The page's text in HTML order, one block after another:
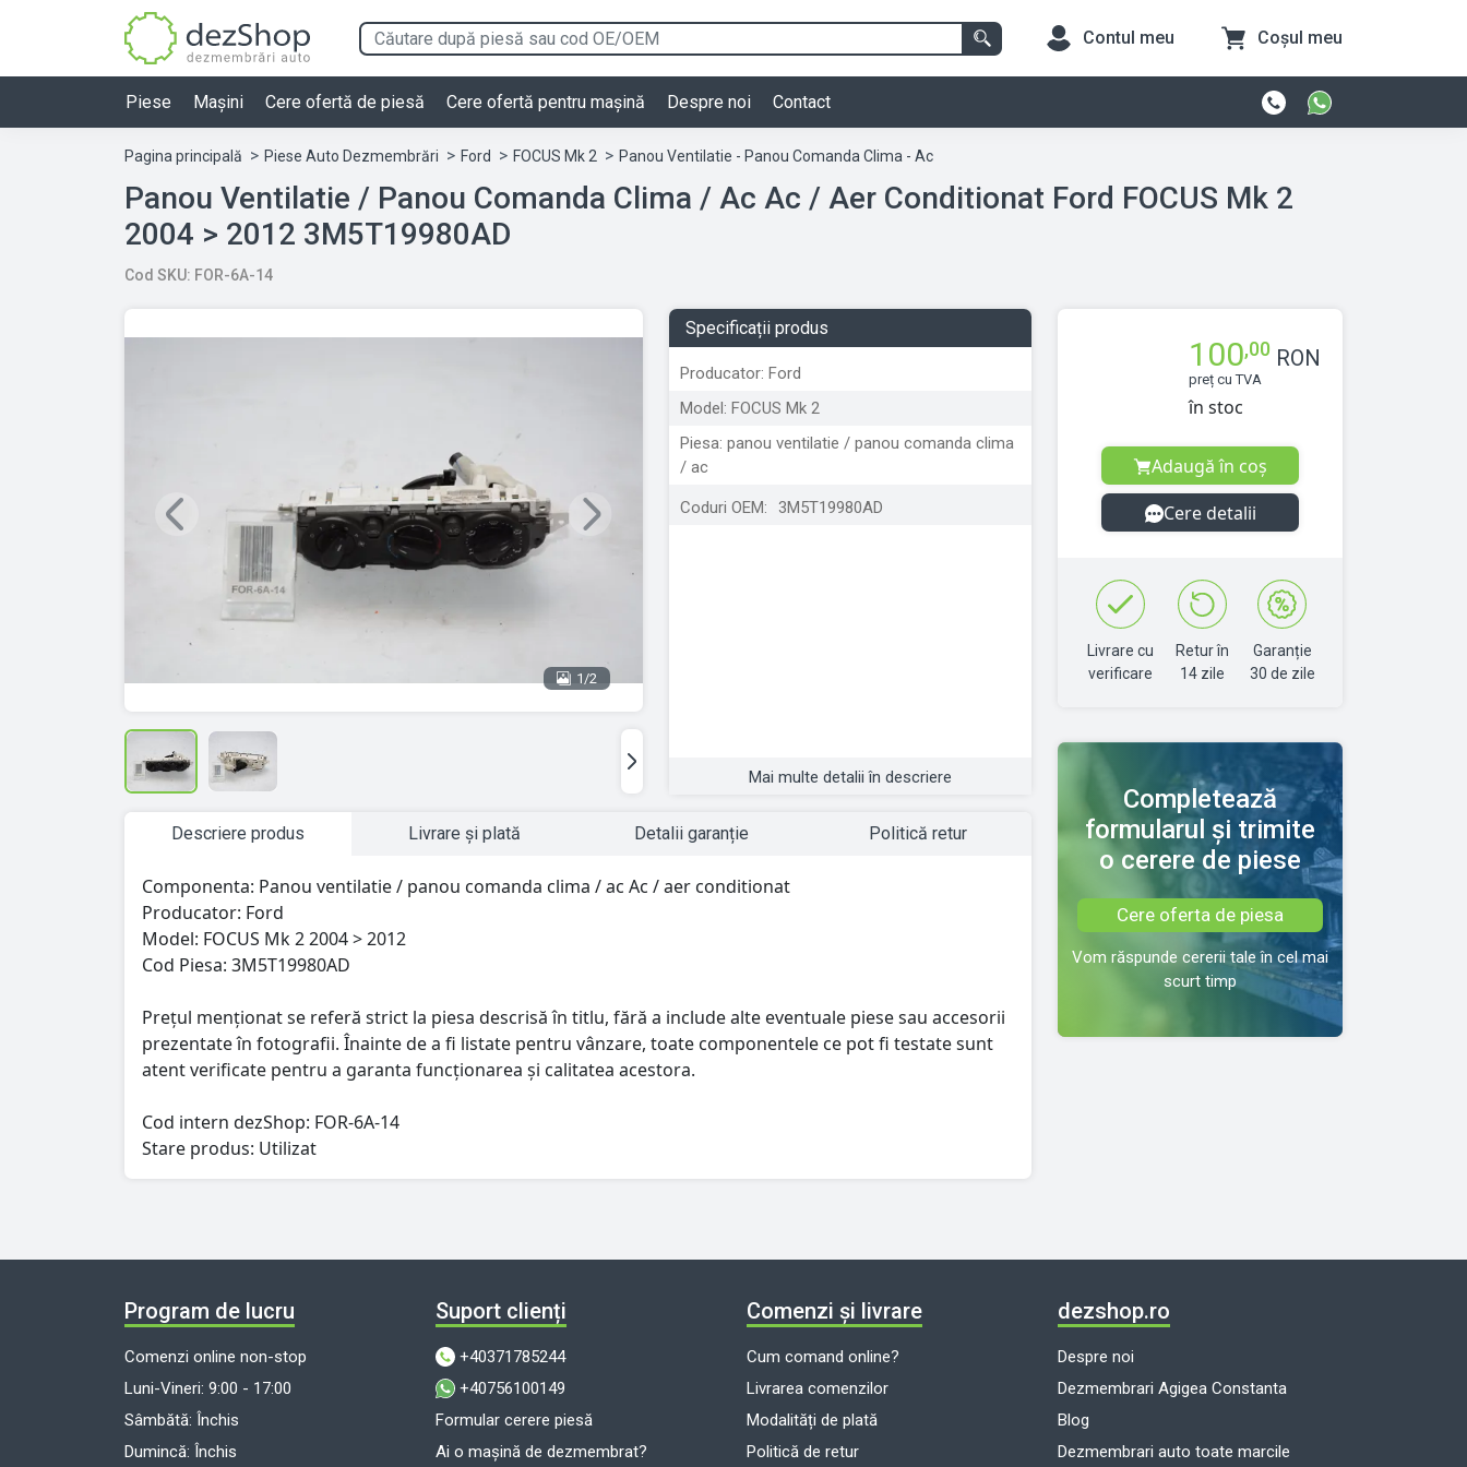
Contul meu Coșul meu
Piese Mașini Cere ofertă de piesă Cere ofertă pentru mașină Despre noi Contact
Pagina principală Piese Auto Dezmembrări Ford FOCUS Mk 2 Panou Ventilatie - Panou Comanda Clima - Ac
Panou Ventilatie / Panou Comanda Clima / Ac Ac / Aer Conditionat Ford FOCUS Mk 2
2004 > 2012 3M5T19980AD
Cod SKU: FOR-6A-14
Previous Next
1/2
Specificații produs
Producator: Ford
Model: FOCUS Mk 2
Piesa: panou ventilatie / panou comanda clima
/ ac
Coduri OEM: 3M5T19980AD
Mai multe detalii în descriere
Descriere produs Livrare și plată Detalii garanție Politică retur
Componenta: Panou ventilatie / panou comanda clima / ac Ac / aer conditionat
Producator: Ford
Model: FOCUS Mk 2 2004 > 2012
Cod Piesa: 3M5T19980AD
Prețul menționat se referă strict la piesa descrisă în titlu, fără a include alte eventuale piese sau accesorii
prezentate în fotografii. Înainte de a fi listate pentru vânzare, toate componentele ce pot fi testate sunt
atent verificate pentru a garanta funcționarea și calitatea acestora.
Cod intern dezShop: FOR-6A-14
Stare produs: Utilizat
100,00 RON
preț cu TVA
în stoc
Adaugă în coș
Cere detalii
Livrare cu
verificare
Retur în
14 zile
Garanție
30 de zile
Completează
formularul și trimite
o cerere de piese
Cere oferta de piesa
Vom răspunde cererii tale în cel mai
scurt timp
Program de lucru
Comenzi online non-stop
Luni-Vineri: 9:00 - 17:00
Sâmbătă: Închis
Dumincă: Închis
Suport clienți
+40371785244
+40756100149
Formular cerere piesă
Ai o mașină de dezmembrat?
Comenzi și livrare
Cum comand online?
Livrarea comenzilor
Modalități de plată
Politică de retur
dezshop.ro
Despre noi
Dezmembrari Agigea Constanta
Blog
Dezmembrari auto toate marcile